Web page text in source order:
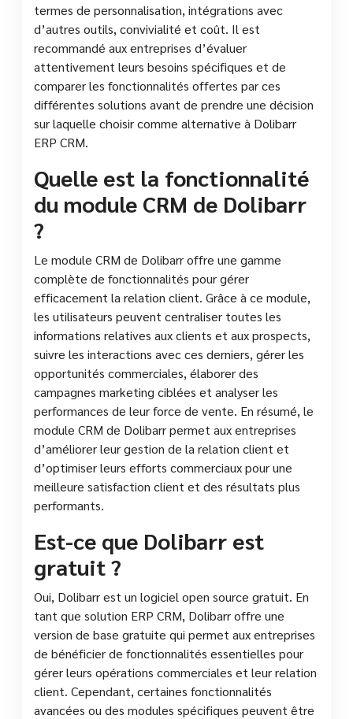
termes de personnalisation, intégrations avec
d’autres outils, convivialité et coût. Il est
recommandé aux entreprises d’évaluer
attentivement leurs besoins spécifiques et de
comparer les fonctionnalités offertes par ces
différentes solutions avant de prendre une décision
sur laquelle choisir comme alternative à Dolibarr
ERP CRM.
Quelle est la fonctionnalité
du module CRM de Dolibarr
?
Le module CRM de Dolibarr offre une gamme
complète de fonctionnalités pour gérer
efficacement la relation client. Grâce à ce module,
les utilisateurs peuvent centraliser toutes les
informations relatives aux clients et aux prospects,
suivre les interactions avec ces derniers, gérer les
opportunités commerciales, élaborer des
campagnes marketing ciblées et analyser les
performances de leur force de vente. En résumé, le
module CRM de Dolibarr permet aux entreprises
d’améliorer leur gestion de la relation client et
d’optimiser leurs efforts commerciaux pour une
meilleure satisfaction client et des résultats plus
performants.
Est-ce que Dolibarr est
gratuit ?
Oui, Dolibarr est un logiciel open source gratuit. En
tant que solution ERP CRM, Dolibarr offre une
version de base gratuite qui permet aux entreprises
de bénéficier de fonctionnalités essentielles pour
gérer leurs opérations commerciales et leur relation
client. Cependant, certaines fonctionnalités
avancées ou des modules spécifiques peuvent être